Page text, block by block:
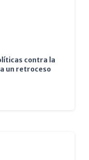
contra la
un retroceso